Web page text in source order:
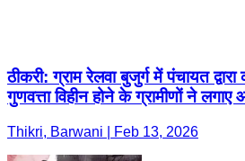
ठीकरी: ग्राम रेलवा बुजुर्ग में पंचायत
गुणवत्ता विहीन होने के ग्रामीणों ने
Thikri, Barwani | Feb 13, 2026